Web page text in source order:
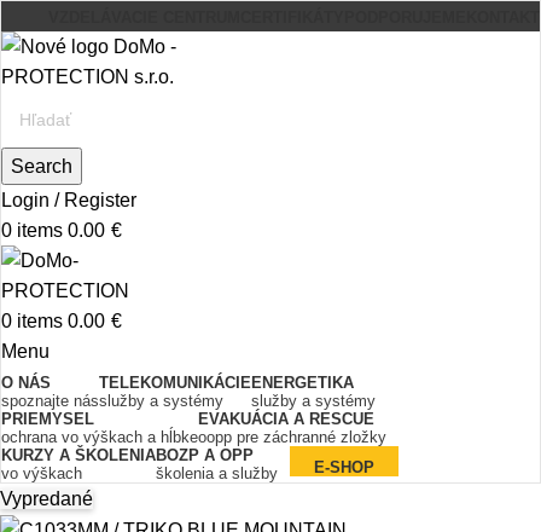
Search
Login / Register
0 items 0.00 €
0 items 0.00 €
Menu
O NÁS
spoznajte nás
TELEKOMUNIKÁCIE
služby a systémy
ENERGETIKA
služby a systémy
PRIEMYSEL
ochrana vo výškach a hĺbke
EVAKUÁCIA A RESCUE
oopp pre záchranné zložky
KURZY A ŠKOLENIA
vo výškach
BOZP A OPP
školenia a služby
E-SHOP
Vypredané